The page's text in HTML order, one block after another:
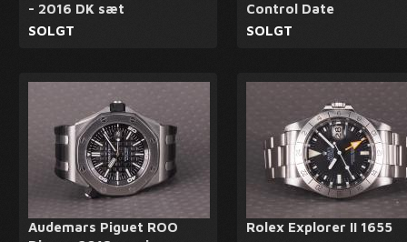
- 2016 DK sæt
SOLGT
Control Date
SOLGT
Audemars Piguet ROO
Rolex Explorer II 1655